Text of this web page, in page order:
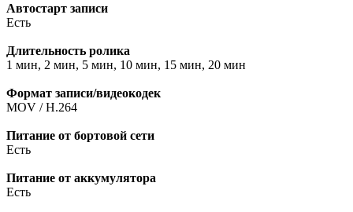
Автостарт записи
Есть
Длительность ролика
1 мин, 2 мин, 5 мин, 10 мин, 15 мин, 20 мин
Формат записи/видеокодек
MOV / H.264
Питание от бортовой сети
Есть
Питание от аккумулятора
Есть